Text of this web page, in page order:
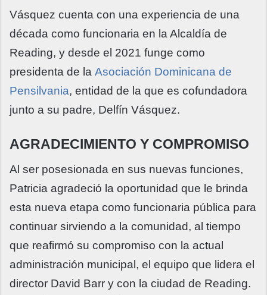
Vásquez cuenta con una experiencia de una
década como funcionaria en la Alcaldía de
Reading, y desde el 2021 funge como
presidenta de la Asociación Dominicana de
Pensilvania, entidad de la que es cofundadora
junto a su padre, Delfín Vásquez.
AGRADECIMIENTO Y COMPROMISO
Al ser posesionada en sus nuevas funciones,
Patricia agradeció la oportunidad que le brinda
esta nueva etapa como funcionaria pública para
continuar sirviendo a la comunidad, al tiempo
que reafirmó su compromiso con la actual
administración municipal, el equipo que lidera el
director David Barr y con la ciudad de Reading.